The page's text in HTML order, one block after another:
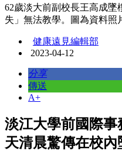
62歲淡大前副校長王高成墜
失」無法教學。圖為資料照
健康遠見編輯部
2023-04-12
分享
傳送
A+
淡江大學前國際事
天清晨驚傳在校